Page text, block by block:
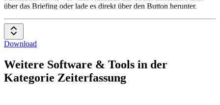
über das Briefing oder lade es direkt über den Button herunter.
Download
Weitere Software & Tools in der
Kategorie Zeiterfassung